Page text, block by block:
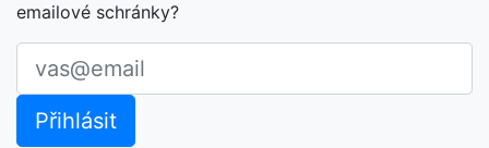
emailové schránky?